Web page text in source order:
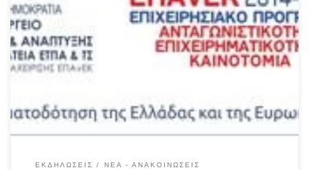
Ένωσης Συνεταιρισμών Θηραϊκών Προϊόντων κ. Μάρκου
Καφούρου 10.10-10.20 Σταματίνα Καλλίθρακα,
Εργαστήριο Οινολογίας και Αλκοολούχων Ποτών, ΓΠΑ:
Σύντομη παρουσίαση του προγράμματος ‘Αξιοποίηση Νέας
Φυσικής Ελληνικής Χλωρίδας προς παραγωγή Οίνων Υψηλής
Ποιότητας’ (oenovation) 10.20-10.35 Ασπασία Νησιώτου,
ζυμοχλωρίδας των αμπελώνων […]
ΕΚΔΗΛΏΣΕΙΣ ΝΈΑ - ΑΝΑΚΟΙΝΏΣΕΙΣ